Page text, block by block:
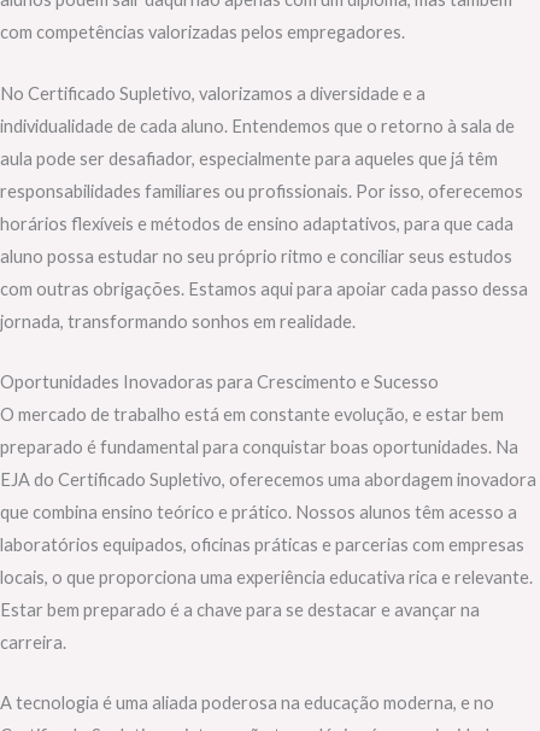
com competências valorizadas pelos empregadores.
No Certificado Supletivo, valorizamos a diversidade e a
individualidade de cada aluno. Entendemos que o retorno à sala de
aula pode ser desafiador, especialmente para aqueles que já têm
responsabilidades familiares ou profissionais. Por isso, oferecemos
horários flexíveis e métodos de ensino adaptativos, para que cada
aluno possa estudar no seu próprio ritmo e conciliar seus estudos
com outras obrigações. Estamos aqui para apoiar cada passo dessa
jornada, transformando sonhos em realidade.
Oportunidades Inovadoras para Crescimento e Sucesso
O mercado de trabalho está em constante evolução, e estar bem
preparado é fundamental para conquistar boas oportunidades. Na
EJA do Certificado Supletivo, oferecemos uma abordagem inovadora
que combina ensino teórico e prático. Nossos alunos têm acesso a
laboratórios equipados, oficinas práticas e parcerias com empresas
locais, o que proporciona uma experiência educativa rica e relevante.
Estar bem preparado é a chave para se destacar e avançar na
carreira.
A tecnologia é uma aliada poderosa na educação moderna, e no